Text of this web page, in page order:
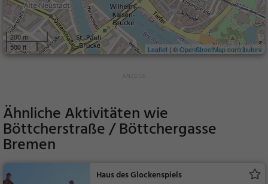
200 m
500 ft
Leaflet | ©OpenStreetMap contributors
Ähnliche Aktivitäten wie
Böttcherstraße / Böttchergasse
Bremen
Haus des Glockenspiels